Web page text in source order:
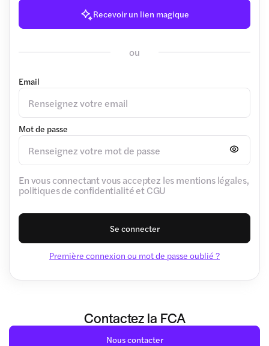
Recevoir un lien magique
ou
Email
Mot de passe
En vous connectant vous acceptez les mentions légales,
politiques de confidentialité et CGU
Se connecter
Première connexion ou mot de passe oublié ?
Contactez la FCA
Nous contacter